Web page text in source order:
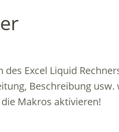
Excel Liquid
Beschreibung
Makros aktivieren!